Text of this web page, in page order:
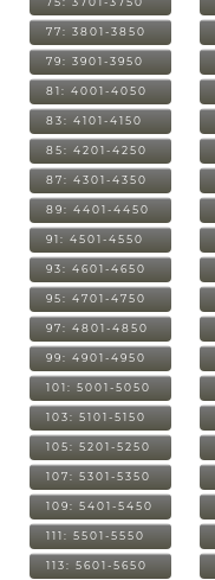
77: 3801-3850
79: 3901-3950
81: 4001-4050
83: 4101-4150
85: 4201-4250
87: 4301-4350
89: 4401-4450
91: 4501-4550
93: 4601-4650
95: 4701-4750
97: 4801-4850
99: 4901-4950
101: 5001-5050
103: 5101-5150
105: 5201-5250
107: 5301-5350
109: 5401-5450
111: 5501-5550
113: 5601-5650